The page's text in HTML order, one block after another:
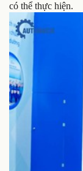
có thể thực hiện.